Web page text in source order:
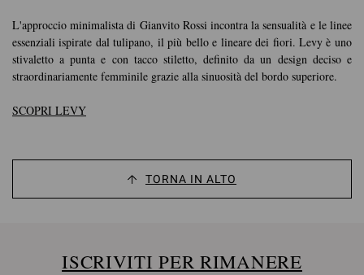
L'approccio minimalista di Gianvito Rossi incontra la sensualità e le linee
essenziali ispirate dal tulipano, il più bello e lineare dei fiori. Levy è uno
stivaletto a punta e con tacco stiletto, definito da un design deciso e
straordinariamente femminile grazie alla sinuosità del bordo superiore.
SCOPRI LEVY
TORNA IN ALTO
ISCRIVITI PER RIMANERE